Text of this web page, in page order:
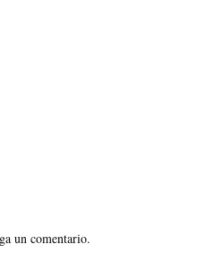
un comentario.